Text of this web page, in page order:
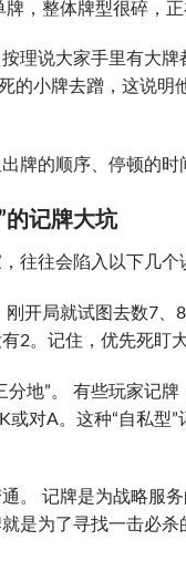
，整体牌型很碎，正
理说大家手里有大
的小牌去蹭，这说
牌的顺序、停顿的
的记牌大坑
往往会陷入以下几
开局就试图去数7
2。记住，优先死盯
分地”。 有些玩家记
或对A。这种“自私型
。 记牌是为战略服
是为了寻找一击必